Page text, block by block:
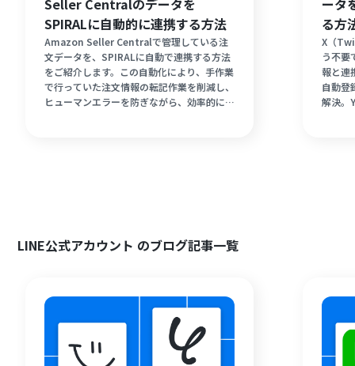
Seller Centralのデータを
SPIRALに自動的に連携する方法
Amazon Seller Centralで管理している注
文データを、SPIRALに自動で連携する方法
をご紹介します。この自動化により、手作業
で行っていた注文情報の転記作業を削減し、
ヒューマンエラーを防ぎながら、効率的にデ
ータ
る方
X（
う不要
報と連
自動登
解決。
LINE公式アカウント のブログ記事一覧